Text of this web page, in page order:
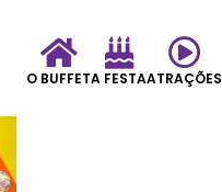
O BUFFETA FESTAATRAÇÕES